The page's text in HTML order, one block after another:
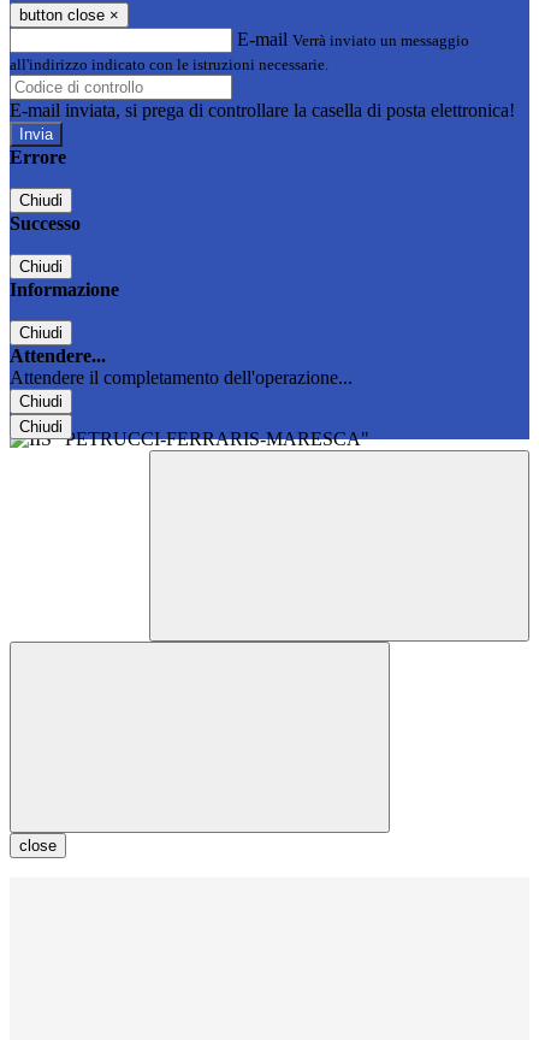
button close ×
E-mail Verrà inviato un messaggio
all'indirizzo indicato con le istruzioni necessarie.
E-mail inviata, si prega di controllare la casella di posta elettronica!
Errore
Chiudi
Successo
Chiudi
Informazione
Chiudi
Attendere...
Attendere il completamento dell'operazione...
Chiudi
Chiudi
close